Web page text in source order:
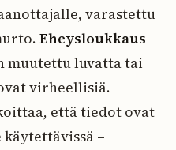
varastettu
Eheysloukkaus
muutettu luvatta tai
virheellisiä.
että tiedot ovat
–